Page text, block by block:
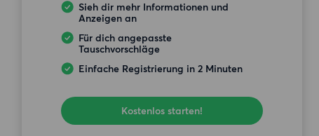
Sieh dir mehr Informationen und
Anzeigen an
Für dich angepasste
Tauschvorschläge
Einfache Registrierung in 2 Minuten
Kostenlos starten!